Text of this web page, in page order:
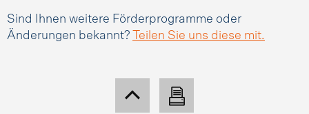
Sind Ihnen weitere Förderprogramme oder
Änderungen bekannt?
Teilen Sie uns diese mit.